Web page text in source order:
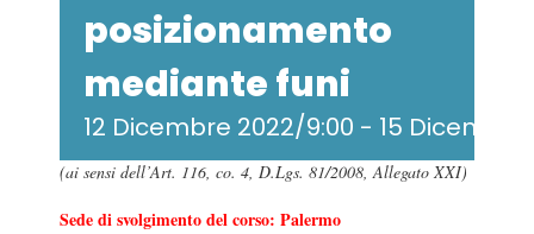
posizionamento
mediante funi
12 Dicembre 2022/9:00 - 15 Dicembre
(ai sensi dell’Art. 116, co. 4, D.Lgs. 81/2008, Allegato XXI)
Sede di svolgimento del corso: Palermo